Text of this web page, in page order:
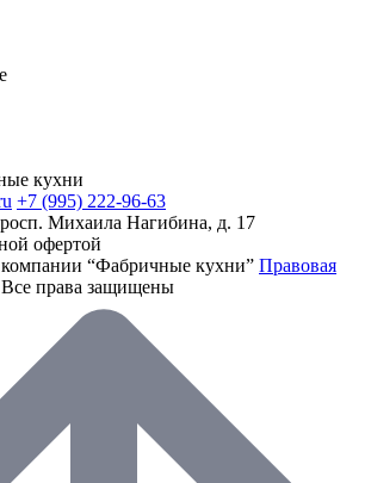
кухни
+7 (995) 222-96-63
Михаила Нагибина, д. 17
офертой
“Фабричные кухни” Правовая
права защищены